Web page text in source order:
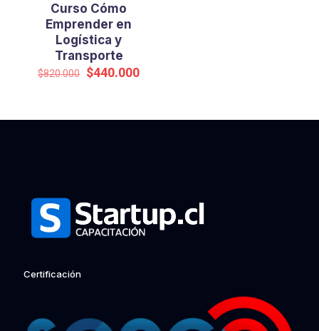
Curso Cómo
Emprender en
Logística y
Transporte
$820.000 El
$440.000El
Certificación